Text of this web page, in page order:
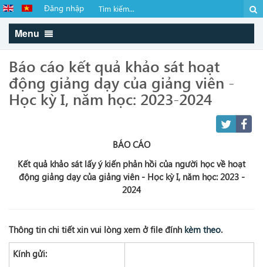
Đăng nhập
Menu
Báo cáo kết quả khảo sát hoạt
động giảng dạy của giảng viên -
Học kỳ I, năm học: 2023-2024
BÁO CÁO
Kết quả khảo sát lấy ý kiến phản hồi của người học về hoạt
động giảng dạy của giảng viên - Học kỳ I, năm học: 2023 -
2024
Thông tin chi tiết xin vui lòng xem ở file đính kèm theo.
Kính gửi: